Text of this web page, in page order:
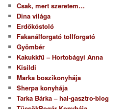
Csak, mert szeretem…
Dina világa
Erdőkóstoló
Fakanálforgató tollforgató
Gyömbér
Kakukkfű – Hortobágyi Anna
Kisildi
Marka boszikonyhája
Sherpa konyhája
Tarka Bárka – hal-gasztro-blog